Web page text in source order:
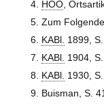
HOO,
Zum
KABl. 1899,
KABl. 1904,
KABl. 1930,
Buisman, S.